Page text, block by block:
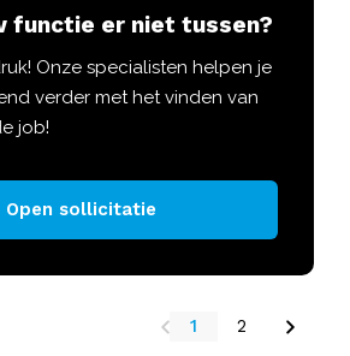
functie er niet tussen?
Onze specialisten helpen je
verder met het vinden van
job!
Open sollicitatie
1 2